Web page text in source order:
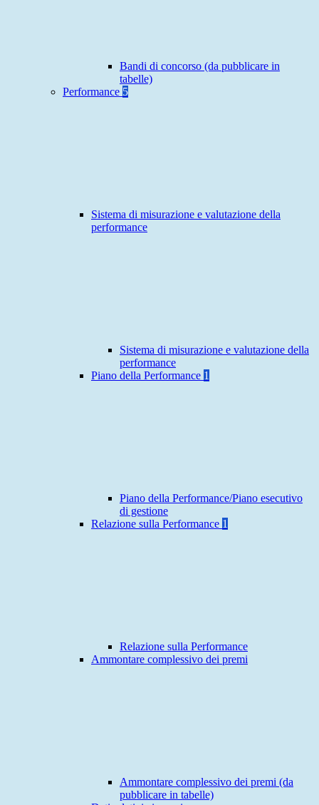
Bandi di concorso (da pubblicare in
tabelle)
Performance 5
Sistema di misurazione e valutazione della
performance
Sistema di misurazione e valutazione della
performance
Piano della Performance 1
Piano della Performance/Piano esecutivo
di gestione
Relazione sulla Performance 1
Relazione sulla Performance
Ammontare complessivo dei premi
Ammontare complessivo dei premi (da
pubblicare in tabelle)